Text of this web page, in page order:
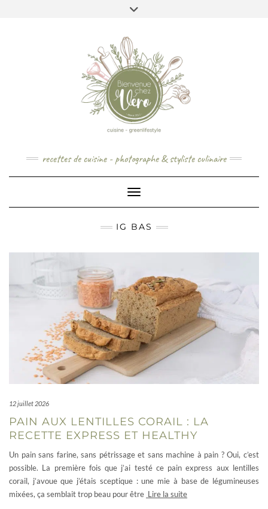
recettes de cuisine - photographe & styliste culinaire
Toggle Navigation
IG BAS
12 juillet 2026
PAIN AUX LENTILLES CORAIL : LA
RECETTE EXPRESS ET HEALTHY
Un pain sans farine, sans pétrissage et sans machine à pain ? Oui, c’est
possible. La première fois que j’ai testé ce pain express aux lentilles
corail, j’avoue que j’étais sceptique : une mie à base de légumineuses
mixées, ça semblait trop beau pour être Lire la suite